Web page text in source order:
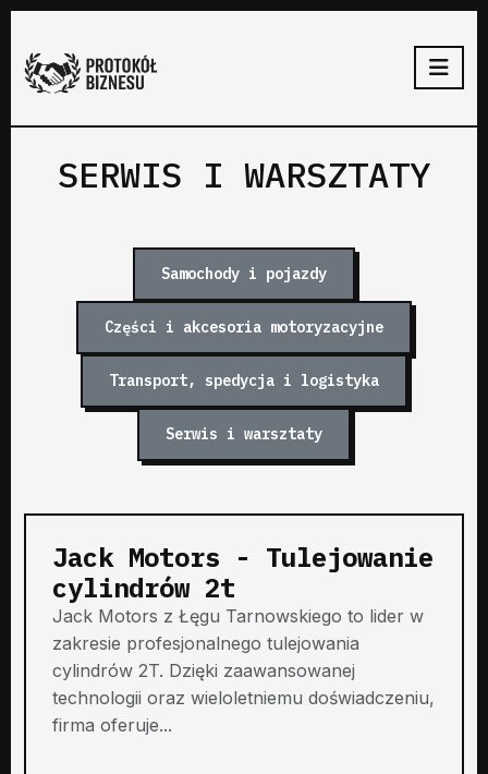
SERWIS I WARSZTATY
Samochody i pojazdy
Części i akcesoria motoryzacyjne
Transport, spedycja i logistyka
Serwis i warsztaty
Jack Motors - Tulejowanie
cylindrów 2t
Jack Motors z Łęgu Tarnowskiego to lider w
zakresie profesjonalnego tulejowania
cylindrów 2T. Dzięki zaawansowanej
technologii oraz wieloletniemu doświadczeniu,
firma oferuje...